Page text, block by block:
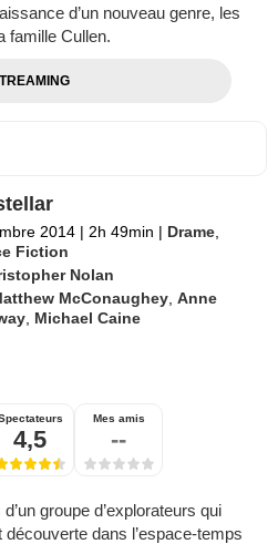
d’un nouveau genre, les
famille Cullen.
2014 | 2h 49min | Drame
Fiction
Nolan
McConaughey ,Anne
Michael Caine
4,5
Mes amis
--
groupe d’explorateurs qui
dans l’espace-temps